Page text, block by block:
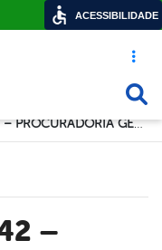
Acesso
CONTRATO Nº 042 – PROCURADORIA GERAL DO MUNICÍPIO
ACESSIBILIDADE